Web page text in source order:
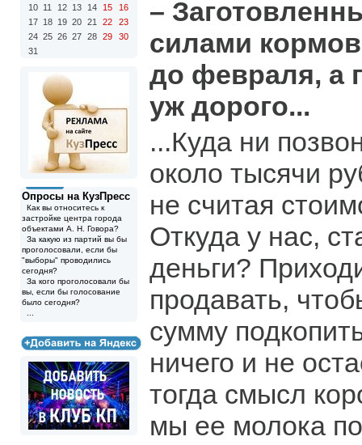
10 11 12 13 14 15
16
17 18 19 20 21 22
23
24 25 26 27 28 29
30
31
Опросы на КузПресс
Как вы относитесь к
застройке центра города
объектами А. Н. Говора?
За какую из партий вы бы
проголосовали, если бы
"выборы" проводились
сегодня?
За кого проголосовали бы
вы, если бы голосование
было сегодня?
–
силами
до февраля, а
уж дорого...
...Куда ни
около тысячи
не считая
Откуда у нас,
деньги?
продавать,
сумму
ничего и не
тогда смысл
мы ее молока